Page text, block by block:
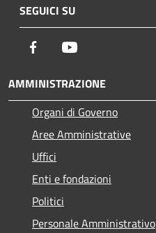
SEGUICI SU
Facebook
AMMINISTRAZIONE
Organi di Governo
Aree Amministrative
Uffici
Enti e fondazioni
Politici
Personale Amministrativo